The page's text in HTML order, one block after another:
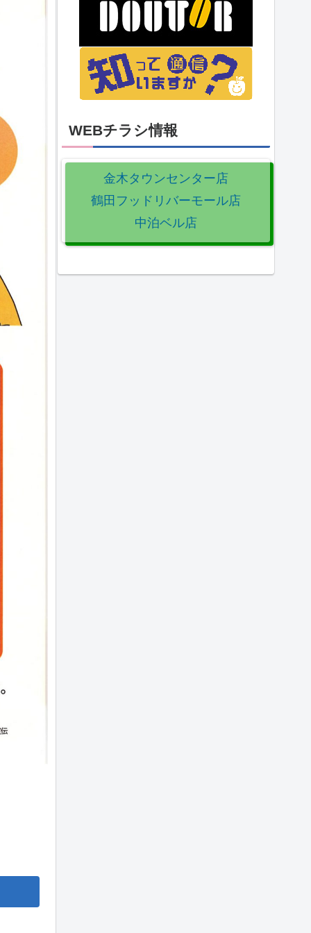
WEBチラシ情報
金木タウンセンター店
鶴田フッドリバーモール店
中泊ベル店